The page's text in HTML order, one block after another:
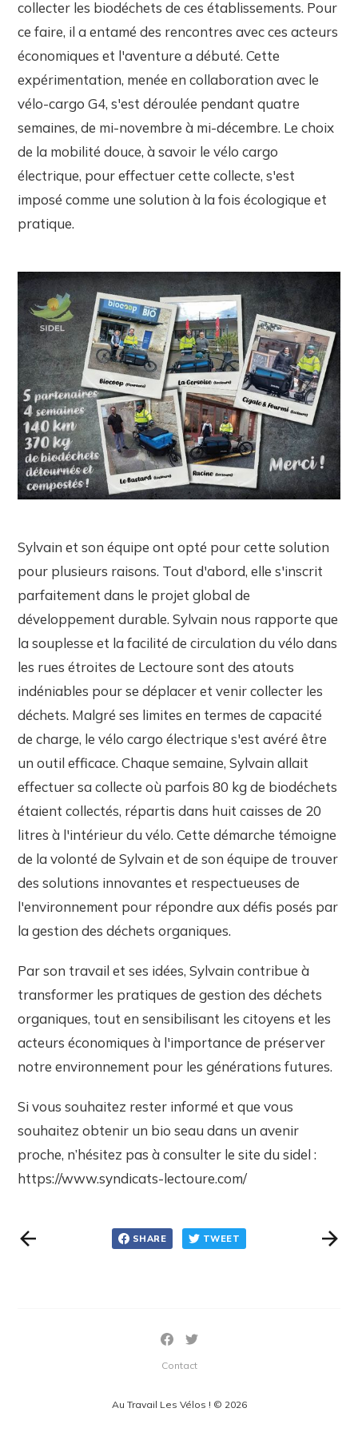
collecter les biodéchets de ces établissements. Pour
ce faire, il a entamé des rencontres avec ces acteurs
économiques et l'aventure a débuté. Cette
expérimentation, menée en collaboration avec le
vélo-cargo G4, s'est déroulée pendant quatre
semaines, de mi-novembre à mi-décembre. Le choix
de la mobilité douce, à savoir le vélo cargo
électrique, pour effectuer cette collecte, s'est
imposé comme une solution à la fois écologique et
pratique.
Sylvain et son équipe ont opté pour cette solution
pour plusieurs raisons. Tout d'abord, elle s'inscrit
parfaitement dans le projet global de
développement durable. Sylvain nous rapporte que
la souplesse et la facilité de circulation du vélo dans
les rues étroites de Lectoure sont des atouts
indéniables pour se déplacer et venir collecter les
déchets. Malgré ses limites en termes de capacité
de charge, le vélo cargo électrique s'est avéré être
un outil efficace. Chaque semaine, Sylvain allait
effectuer sa collecte où parfois 80 kg de biodéchets
étaient collectés, répartis dans huit caisses de 20
litres à l'intérieur du vélo. Cette démarche témoigne
de la volonté de Sylvain et de son équipe de trouver
des solutions innovantes et respectueuses de
l'environnement pour répondre aux défis posés par
la gestion des déchets organiques.
Par son travail et ses idées, Sylvain contribue à
transformer les pratiques de gestion des déchets
organiques, tout en sensibilisant les citoyens et les
acteurs économiques à l'importance de préserver
notre environnement pour les générations futures.
Si vous souhaitez rester informé et que vous
souhaitez obtenir un bio seau dans un avenir
proche, n’hésitez pas à consulter le site du sidel :
https://www.syndicats-lectoure.com/
SHARE TWEET
Au Travail Les Vélos ! © 2026
Contact